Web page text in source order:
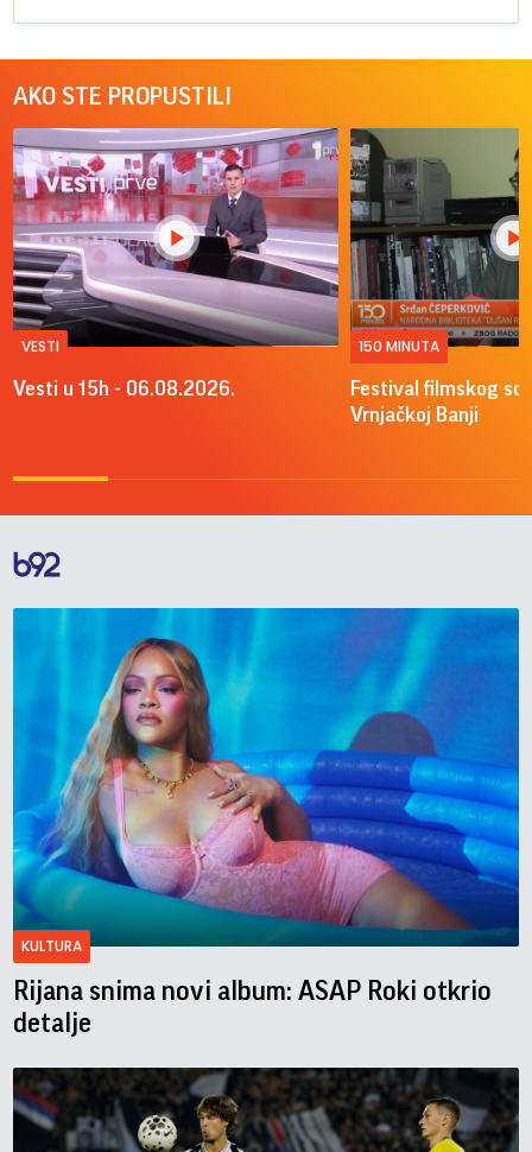
AKO STE PROPUSTILI
VESTI
Vesti u 15h - 06.08.2026.
150 MINUTA
Festival filmskog
Vrnjačkoj Banji
KULTURA
Rijana snima novi album: ASAP Roki otkrio
detalje